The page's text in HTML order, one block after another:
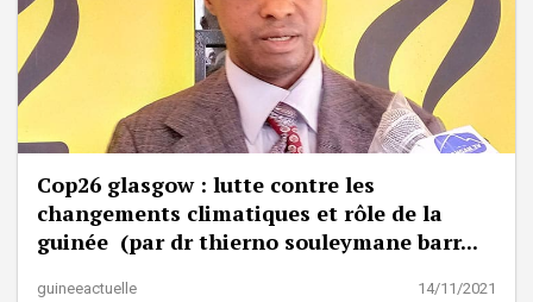
Cop26 glasgow : lutte contre les
changements climatiques et rôle de la
guinée (par dr thierno souleymane barr...
guineeactuelle 14/11/2021